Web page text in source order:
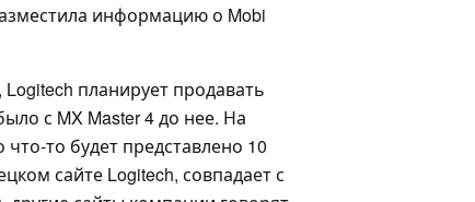
информацию о Mobi
планирует продавать
с MX Master 4 до нее. На
то будет представлено 10
сайте Logitech, совпадает с